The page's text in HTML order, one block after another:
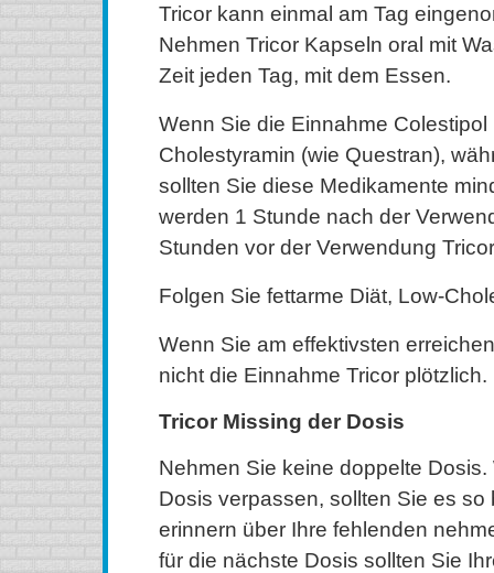
Tricor kann einmal am Tag
Nehmen Tricor Kapseln oral mit
Zeit jeden Tag, mit dem Essen.
Wenn Sie die Einnahme
Cholestyramin (wie Questran),
sollten Sie diese Medikamente
werden 1 Stunde nach der
Stunden vor der Verwendung
Folgen Sie fettarme Diät, Low-
Wenn Sie am effektivsten
nicht die Einnahme Tricor plötzlich.
Tricor Missing der Dosis
Nehmen Sie keine doppelte
Dosis verpassen, sollten Sie es so
erinnern über Ihre fehlenden
für die nächste Dosis sollten Sie